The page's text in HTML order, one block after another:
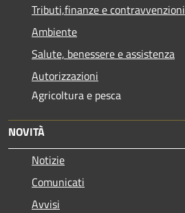
Tributi,finanze e contravvenzioni
Ambiente
Salute, benessere e assistenza
Autorizzazioni
Agricoltura e pesca
NOVITÀ
Notizie
Comunicati
Avvisi